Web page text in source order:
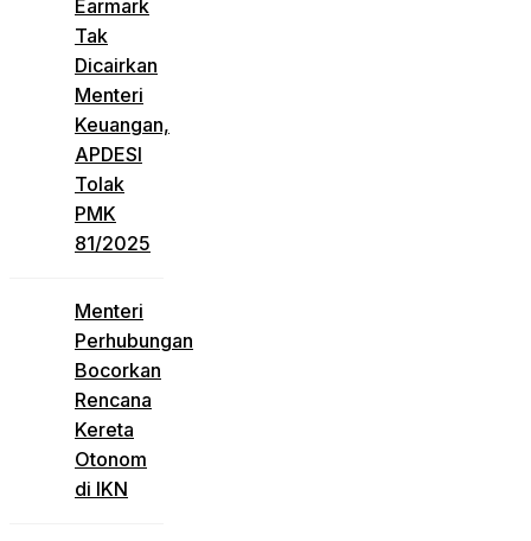
Earmark
Tak
Dicairkan
Menteri
Keuangan,
APDESI
Tolak
PMK
81/2025
Menteri
Perhubungan
Bocorkan
Rencana
Kereta
Otonom
di IKN